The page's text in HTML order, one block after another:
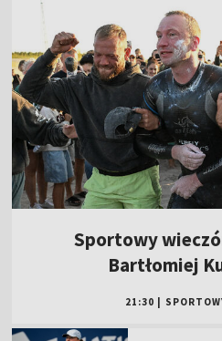
Sportowy
Bartłomiej
21:30